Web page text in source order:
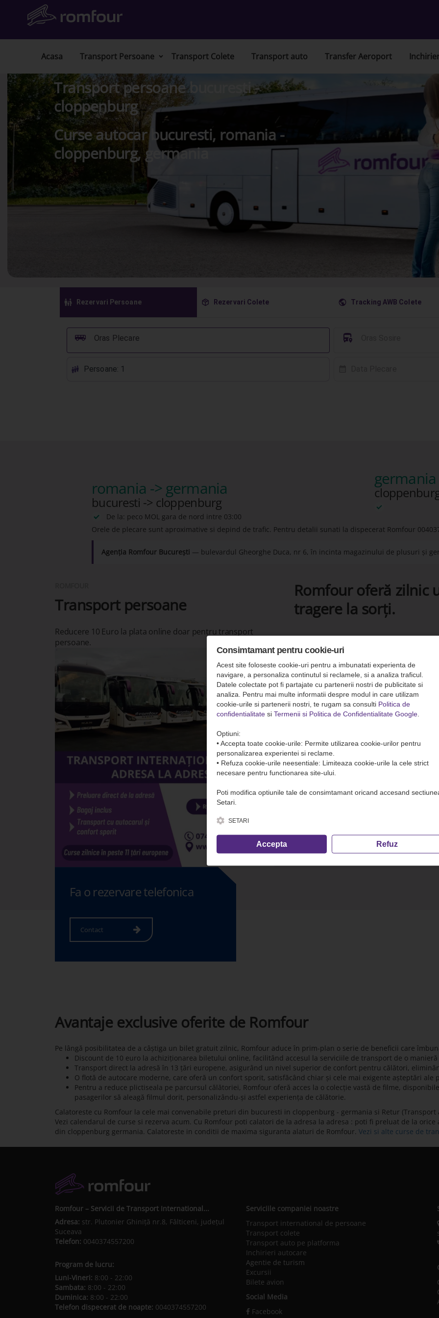
Acasa Transport Persoane Transport Colete Transport auto Transfer Aeroport
Transport persoane bucuresti -
cloppenburg
Curse autocar bucuresti, romania -
cloppenburg, germania
󱠣 Rezervari Persoane 󰏗 Rezervari Colete 󰇧 Tracking AWB Colete
Oras Plecare
󰞠 󱈒
󱕱 Persoane: 1
romania -> germania
bucuresti -> cloppenburg
De la: peco MOL gara de nord intre 03:00
Orele de plecare sunt aproximative si depind de trafic. Pentru detalii sunati la dispecerat Romfour
Agenția Romfour București — bulevardul Gheorghe Duca, nr 6, în incinta magazinului de plusuri și
Transport persoane
Reducere 10 Euro la plata online doar pentru transport
persoane.
Fa o rezervare telefonica
Contact
Romfour oferă zilnic
tragere la sorți.
Avantaje exclusive oferite de Romfour
Pe lângă posibilitatea de a câștiga un bilet gratuit zilnic, Romfour aduce în prim-plan o serie de beneficii care
Discount de 10 euro la achiziționarea biletului online, facilitând accesul la serviciile de transport de o
Transport direct la adresă în 13 țări europene, asigurând un nivel superior de confort pentru călători,
O flotă de autocare moderne, care oferă un confort sporit, satisfăcând chiar și cele mai exigente așteptări ale
Pentru a reduce plictiseala pe parcursul călătoriei, Romfour oferă acces la o colecție vastă de filme,
pasagerilor să aleagă filmul dorit, personalizându-și astfel experiența de călătorie.
Calatoreste cu Romfour la cele mai convenabile preturi din bucuresti in cloppenburg - germania si Retur
Vezi calendarul de curse si rezerva acum. Cu Romfour poti calatori de la adresa la adresa : poti fi preluat de la
din cloppenburg germania. Calatoreste in conditii de maxima siguranta alaturi de Romfour. Vezi si alte curse de
Romfour – Servicii de Transport International...
Adresa: str. Plutonier Ghiniţă nr.8, Fălticeni, judeţul
Suceava
Telefon: 0040374557200
Program de lucru:
Luni-Vineri: 8:00 - 22:00
Sambata: 8:00 - 22:00
Duminica: 8:00 - 22:00
Telefon dispecerat de noapte: 0040374557200
Serviciile companiei noastre
Transport international de persoane
Transport colete
Transport auto pe platforma
Inchirieri autocare
Agentie de turism
Excursii
Bilete avion
Social Media
Facebook
Consimtamant pentru cookie-uri
Acest site foloseste cookie-uri pentru a imbunatati experienta de
navigare, a personaliza continutul si reclamele, si a analiza traficul.
Datele colectate pot fi partajate cu partenerii nostri de publicitate si
analiza. Pentru mai multe informatii despre modul in care utilizam
cookie-urile si partenerii nostri, te rugam sa consulti Politica de
confidentialitate si Termenii si Politica de Confidentialitate Google
Optiuni:
• Accepta toate cookie-urile: Permite utilizarea cookie-urilor pentru
personalizarea experientei si reclame.
• Refuza cookie-urile neesentiale: Limiteaza cookie-urile la cele strict
necesare pentru functionarea site-ului.
Poti modifica optiunile tale de consimtamant oricand accesand
Setari.
SETARI
Accepta Refuz